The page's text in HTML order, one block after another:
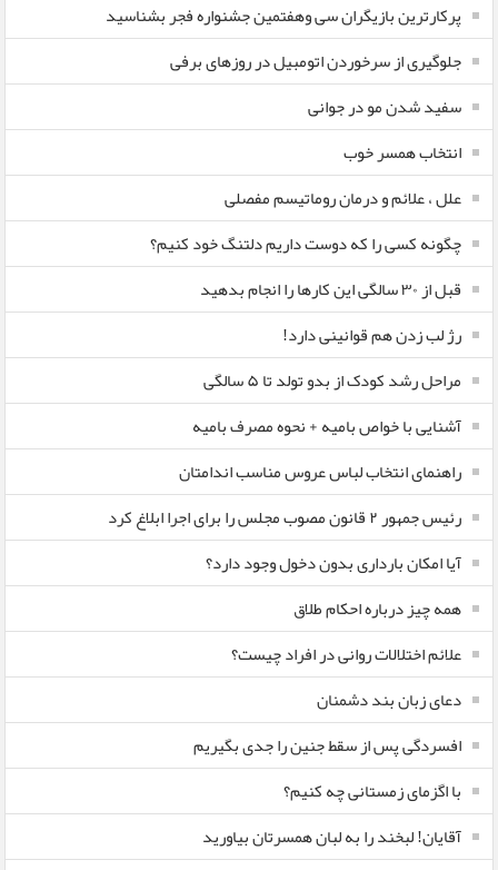
پرکارترین بازیگران سی وهفتمین جشنواره فجر بشناسید
جلوگیری از سرخوردن اتومبیل در روزهای برفی
سفید شدن مو در جوانی
انتخاب همسر خوب
علل ، علائم و درمان روماتیسم مفصلی
چگونه کسی را که دوست داریم دلتنگ خود کنیم؟
قبل از ۳۰ سالگی این کارها را انجام بدهید
رژ لب زدن هم قوانینی دارد!
مراحل رشد کودک از بدو تولد تا ۵ سالگی
آشنایی با خواص بامیه + نحوه مصرف بامیه
راهنمای انتخاب لباس عروس مناسب اندامتان
رئیس جمهور ۲ قانون مصوب مجلس را برای اجرا ابلاغ کرد
آیا امکان بارداری بدون دخول وجود دارد؟
همه چیز درباره احکام طلاق
علائم اختلالات روانی در افراد چیست؟
دعای زبان بند دشمنان
افسردگی پس از سقط جنین را جدی بگیریم
با اگزمای زمستانی چه کنیم؟
آقایان! لبخند را به لبان همسرتان بیاورید